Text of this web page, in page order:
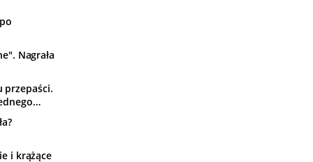
Nagrała
przepaści.
i krążące